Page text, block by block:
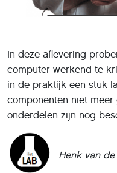
In deze aflevering
computer werkend te
in de praktijk een stuk
componenten niet meer
onderdelen zijn nog
Henk van